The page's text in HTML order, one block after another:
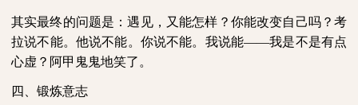
其实最终的问题是：遇见，又能怎样？你能改变自己吗？考
拉说不能。他说不能。你说不能。我说能——我是不是有点
心虚？阿甲鬼鬼地笑了。
四、锻炼意志